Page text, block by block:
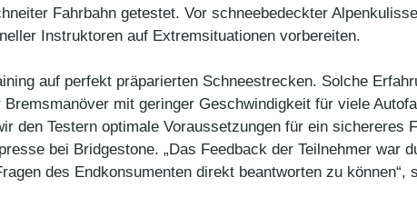
Fahrbahn getestet. Vor schneebedeckter
Instruktoren auf Extremsituationen vorbereiten.
auf perfekt präparierten Schneestrecken. Solche
mit geringer Geschwindigkeit für viele
den Testern optimale Voraussetzungen für ein sichereres
bei Bridgestone. „Das Feedback der Teilnehmer war
des Endkonsumenten direkt beantworten zu können“,